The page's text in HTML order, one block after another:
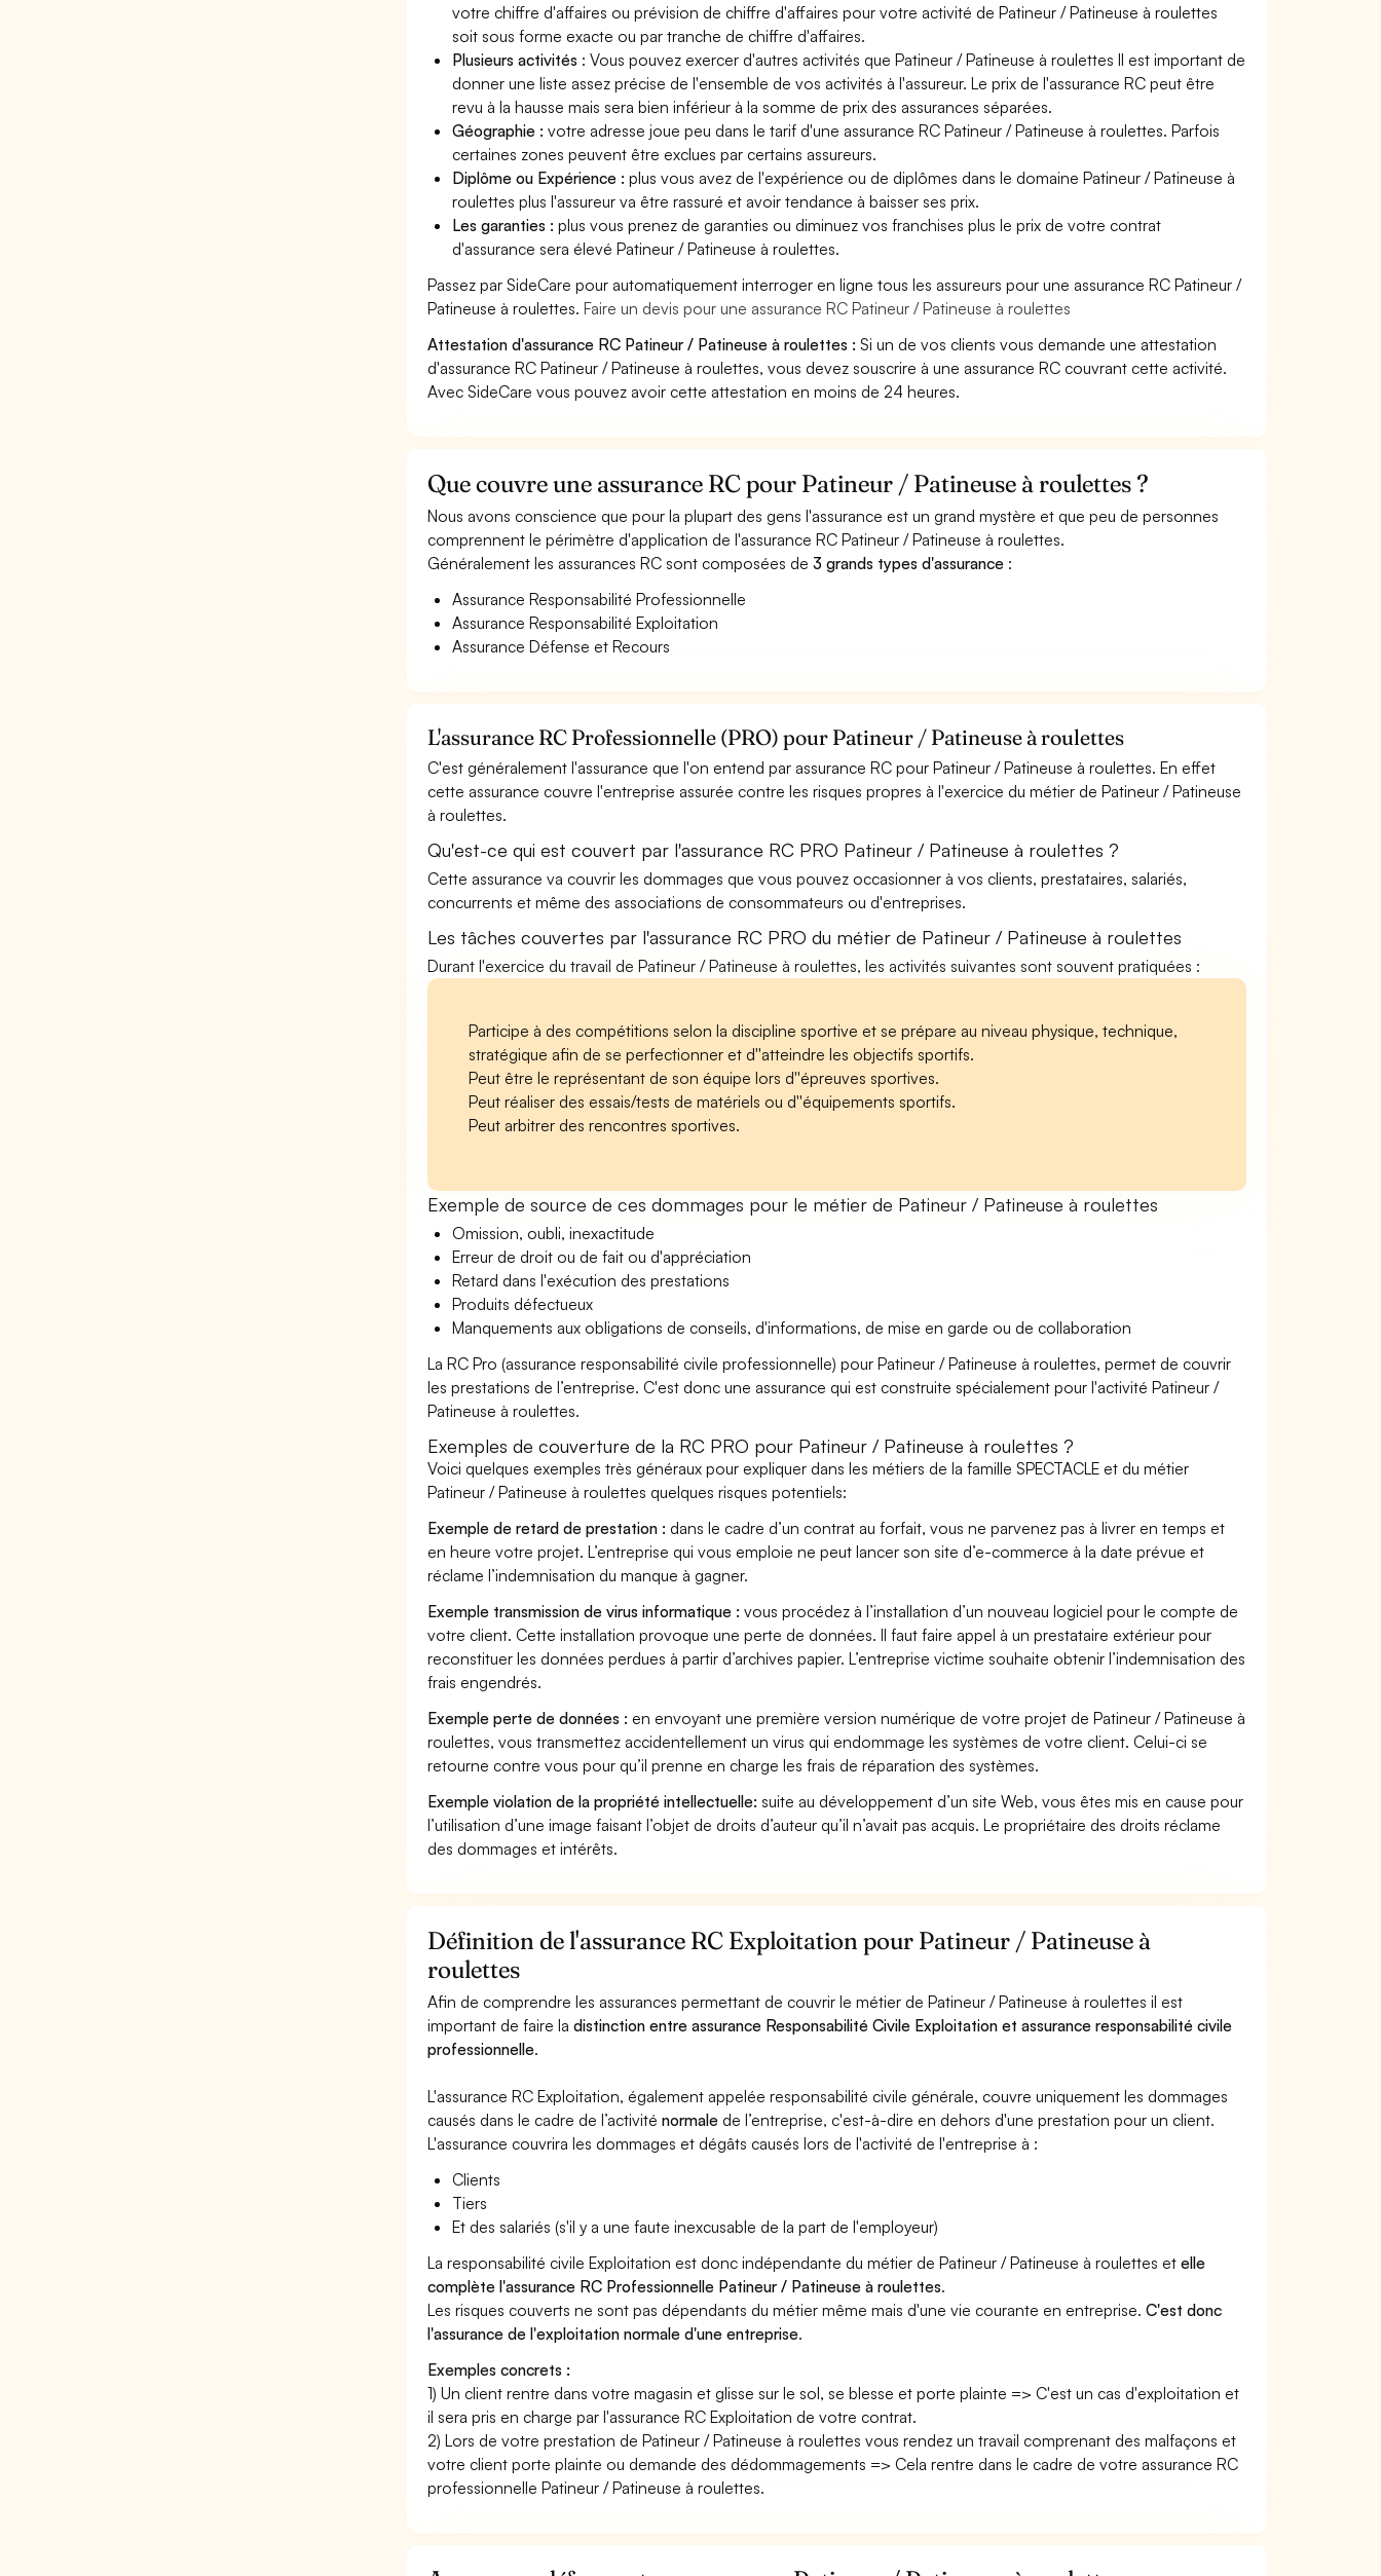
votre chiffre d'affaires ou prévision de chiffre d'affaires pour votre activité de Patineur / Patineuse à roulettes
soit sous forme exacte ou par tranche de chiffre d'affaires.
Plusieurs activités : Vous pouvez exercer d'autres activités que Patineur / Patineuse à roulettes Il est important de
donner une liste assez précise de l'ensemble de vos activités à l'assureur. Le prix de l'assurance RC peut être
revu à la hausse mais sera bien inférieur à la somme de prix des assurances séparées.
Géographie :votre adresse joue peu dans le tarif d'une assurance RC Patineur / Patineuse à roulettes. Parfois
certaines zones peuvent être exclues par certains assureurs.
Diplôme ou Expérience :plus vous avez de l'expérience ou de diplômes dans le domaine Patineur / Patineuse à
roulettes plus l'assureur va être rassuré et avoir tendance à baisser ses prix.
Les garanties :plus vous prenez de garanties ou diminuez vos franchises plus le prix de votre contrat
d'assurance sera élevé Patineur / Patineuse à roulettes.
Passez par SideCare pour automatiquement interroger en ligne tous les assureurs pour une assurance RC Patineur /
Patineuse à roulettes.Faire un devis pour une assurance RC Patineur / Patineuse à roulettes
Attestation d'assurance RC Patineur / Patineuse à roulettes : Si un de vos clients vous demande une attestation
d'assurance RC Patineur / Patineuse à roulettes, vous devez souscrire à une assurance RC couvrant cette activité.
Avec SideCare vous pouvez avoir cette attestation en moins de 24 heures.
Que couvre une assurance RC pour Patineur / Patineuse à roulettes ?
Nous avons conscience que pour la plupart des gens l'assurance est un grand mystère et que peu de personnes
comprennent le périmètre d'application de l'assurance RC Patineur / Patineuse à roulettes.
Généralement les assurances RC sont composées de3 grands types d'assurance :
Assurance Responsabilité Professionnelle
Assurance Responsabilité Exploitation
Assurance Défense et Recours
L'assurance RC Professionnelle (PRO) pour Patineur / Patineuse à roulettes
C'est généralement l'assurance que l'on entend par assurance RC pour Patineur / Patineuse à roulettes. En effet
cette assurance couvre l'entreprise assurée contre les risques propres à l'exercice du métier de Patineur / Patineuse
à roulettes.
Qu'est-ce qui est couvert par l'assurance RC PRO Patineur / Patineuse à roulettes ?
Cette assurance va couvrir les dommages que vous pouvez occasionner à vos clients, prestataires, salariés,
concurrents et même des associations de consommateurs ou d'entreprises.
Les tâches couvertes par l'assurance RC PRO du métier de Patineur / Patineuse à roulettes
Durant l'exercice du travail de Patineur / Patineuse à roulettes, les activités suivantes sont souvent pratiquées :
Participe à des compétitions selon la discipline sportive et se prépare au niveau physique, technique,
stratégique afin de se perfectionner et d''atteindre les objectifs sportifs.
Peut être le représentant de son équipe lors d''épreuves sportives.
Peut réaliser des essais/tests de matériels ou d''équipements sportifs.
Peut arbitrer des rencontres sportives.
Exemple de source de ces dommages pour le métier de Patineur / Patineuse à roulettes
Omission, oubli, inexactitude
Erreur de droit ou de fait ou d'appréciation
Retard dans l'exécution des prestations
Produits défectueux
Manquements aux obligations de conseils, d'informations, de mise en garde ou de collaboration
La RC Pro (assurance responsabilité civile professionnelle) pour Patineur / Patineuse à roulettes, permet de couvrir
les prestations de l’entreprise. C'est donc une assurance qui est construite spécialement pour l'activité Patineur /
Patineuse à roulettes.
Exemples de couverture de la RC PRO pour Patineur / Patineuse à roulettes ?
Voici quelques exemples très généraux pour expliquer dans les métiers de la famille SPECTACLE et du métier
Patineur / Patineuse à roulettes quelques risques potentiels:
Exemple de retard de prestation : dans le cadre d’un contrat au forfait, vous ne parvenez pas à livrer en temps et
en heure votre projet. L’entreprise qui vous emploie ne peut lancer son site d’e-commerce à la date prévue et
réclame l’indemnisation du manque à gagner.
Exemple transmission de virus informatique : vous procédez à l’installation d’un nouveau logiciel pour le compte de
votre client. Cette installation provoque une perte de données. Il faut faire appel à un prestataire extérieur pour
reconstituer les données perdues à partir d’archives papier. L’entreprise victime souhaite obtenir l’indemnisation des
frais engendrés.
Exemple perte de données : en envoyant une première version numérique de votre projet de Patineur / Patineuse à
roulettes, vous transmettez accidentellement un virus qui endommage les systèmes de votre client. Celui-ci se
retourne contre vous pour qu’il prenne en charge les frais de réparation des systèmes.
Exemple violation de la propriété intellectuelle: suite au développement d’un site Web, vous êtes mis en cause pour
l’utilisation d’une image faisant l’objet de droits d’auteur qu’il n’avait pas acquis. Le propriétaire des droits réclame
des dommages et intérêts.
Définition de l'assurance RC Exploitation pour Patineur / Patineuse à
roulettes
Afin de comprendre les assurances permettant de couvrir le métier de Patineur / Patineuse à roulettes il est
important de faire ladistinction entre assurance Responsabilité Civile Exploitation et assurance responsabilité civile
professionnelle.
L'assurance RC Exploitation, également appelée responsabilité civile générale, couvre uniquement les dommages
causés dans le cadre de l’activiténormale de l’entreprise, c'est-à-dire en dehors d'une prestation pour un client.
L'assurance couvrira les dommages et dégâts causés lors de l'activité de l'entreprise à :
Clients
Tiers
Et des salariés (s'il y a une faute inexcusable de la part de l'employeur)
La responsabilité civile Exploitation est donc indépendante du métier de Patineur / Patineuse à roulettes etelle
complète l'assurance RC Professionnelle Patineur / Patineuse à roulettes.
Les risques couverts ne sont pas dépendants du métier même mais d'une vie courante en entreprise.C'est donc
l'assurance de l'exploitation normale d'une entreprise.
Exemples concrets :
1) Un client rentre dans votre magasin et glisse sur le sol, se blesse et porte plainte => C'est un cas d'exploitation et
il sera pris en charge par l'assurance RC Exploitation de votre contrat.
2) Lors de votre prestation de Patineur / Patineuse à roulettes vous rendez un travail comprenant des malfaçons et
votre client porte plainte ou demande des dédommagements => Cela rentre dans le cadre de votre assurance RC
professionnelle Patineur / Patineuse à roulettes.